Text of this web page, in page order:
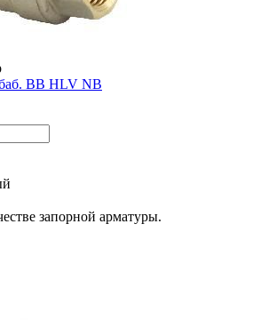
ВВ HLV NB
запорной арматуры.